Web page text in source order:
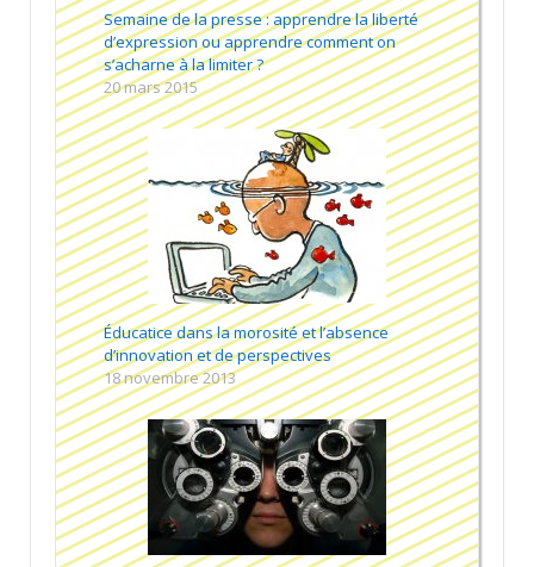
Semaine de la presse : apprendre la liberté
d’expression ou apprendre comment on
s’acharne à la limiter ?
20 mars 2015
Éducatice dans la morosité et l’absence
d’innovation et de perspectives
18 novembre 2013